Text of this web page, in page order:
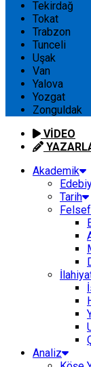
Tekirdağ
Tokat
Trabzon
Tunceli
Uşak
Van
Yalova
Yozgat
Zonguldak
VİDEO
Akademik
Tarih
Analiz